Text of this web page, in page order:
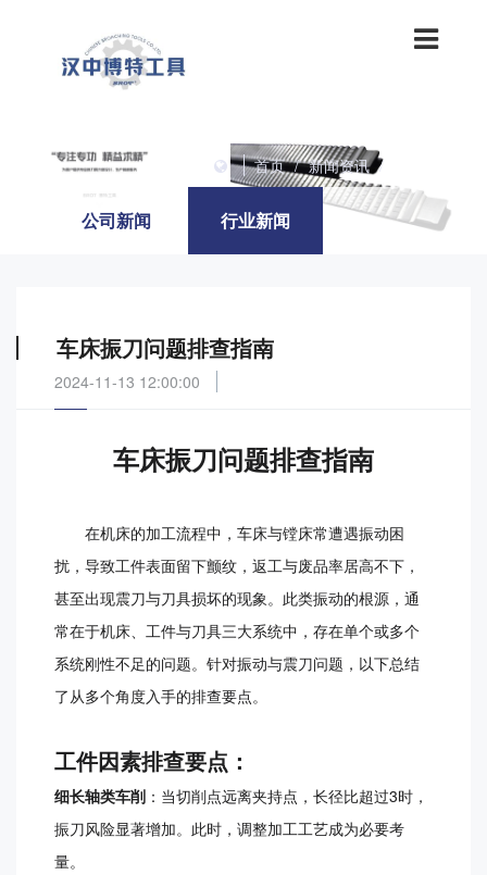
首页 / 新闻资讯 /
公司新闻 行业新闻
车床振刀问题排查指南
2024-11-13 12:00:00
车床振刀问题排查指南
在机床的加工流程中，车床与镗床常遭遇振动困
扰，导致工件表面留下颤纹，返工与废品率居高不下，
甚至出现震刀与刀具损坏的现象。此类振动的根源，通
常在于机床、工件与刀具三大系统中，存在单个或多个
系统刚性不足的问题。针对振动与震刀问题，以下总结
了从多个角度入手的排查要点。
工件因素排查要点：
细长轴类车削 ：当切削点远离夹持点，长径比超过3时，
振刀风险显著增加。此时，调整加工工艺成为必要考
量。